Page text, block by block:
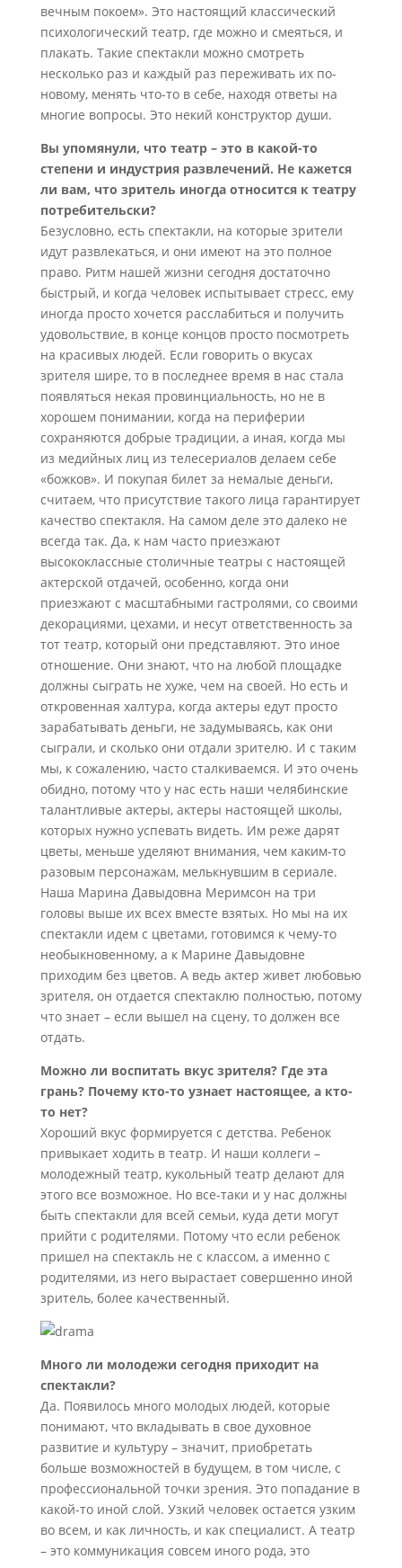
вечным покоем». Это настоящий классический
психологический театр, где можно и смеяться, и
плакать. Такие спектакли можно смотреть
несколько раз и каждый раз переживать их по-
новому, менять что-то в себе, находя ответы на
многие вопросы. Это некий конструктор души.
Вы упомянули, что театр – это в какой-то
степени и индустрия развлечений. Не кажется
ли вам, что зритель иногда относится к театру
потребительски?
Безусловно, есть спектакли, на которые зрители
идут развлекаться, и они имеют на это полное
право. Ритм нашей жизни сегодня достаточно
быстрый, и когда человек испытывает стресс, ему
иногда просто хочется расслабиться и получить
удовольствие, в конце концов просто посмотреть
на красивых людей. Если говорить о вкусах
зрителя шире, то в последнее время в нас стала
появляться некая провинциальность, но не в
хорошем понимании, когда на периферии
сохраняются добрые традиции, а иная, когда мы
из медийных лиц из телесериалов делаем себе
«божков». И покупая билет за немалые деньги,
считаем, что присутствие такого лица гарантирует
качество спектакля. На самом деле это далеко не
всегда так. Да, к нам часто приезжают
высококлассные столичные театры с настоящей
актерской отдачей, особенно, когда они
приезжают с масштабными гастролями, со своими
декорациями, цехами, и несут ответственность за
тот театр, который они представляют. Это иное
отношение. Они знают, что на любой площадке
должны сыграть не хуже, чем на своей. Но есть и
откровенная халтура, когда актеры едут просто
зарабатывать деньги, не задумываясь, как они
сыграли, и сколько они отдали зрителю. И с таким
мы, к сожалению, часто сталкиваемся. И это очень
обидно, потому что у нас есть наши челябинские
талантливые актеры, актеры настоящей школы,
которых нужно успевать видеть. Им реже дарят
цветы, меньше уделяют внимания, чем каким-то
разовым персонажам, мелькнувшим в сериале.
Наша Марина Давыдовна Меримсон на три
головы выше их всех вместе взятых. Но мы на их
спектакли идем с цветами, готовимся к чему-то
необыкновенному, а к Марине Давыдовне
приходим без цветов. А ведь актер живет любовью
зрителя, он отдается спектаклю полностью, потому
что знает – если вышел на сцену, то должен все
отдать.
Можно ли воспитать вкус зрителя? Где эта
грань? Почему кто-то узнает настоящее, а кто-
то нет?
Хороший вкус формируется с детства. Ребенок
привыкает ходить в театр. И наши коллеги –
молодежный театр, кукольный театр делают для
этого все возможное. Но все-таки и у нас должны
быть спектакли для всей семьи, куда дети могут
прийти с родителями. Потому что если ребенок
пришел на спектакль не с классом, а именно с
родителями, из него вырастает совершенно иной
зритель, более качественный.
Много ли молодежи сегодня приходит на
спектакли?
Да. Появилось много молодых людей, которые
понимают, что вкладывать в свое духовное
развитие и культуру – значит, приобретать
больше возможностей в будущем, в том числе, с
профессиональной точки зрения. Это попадание в
какой-то иной слой. Узкий человек остается узким
во всем, и как личность, и как специалист. А театр
– это коммуникация совсем иного рода, это